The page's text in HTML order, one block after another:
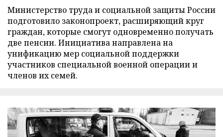
Министерство труда и социальной защиты России
подготовило законопроект, расширяющий круг
граждан, которые смогут одновременно получать
две пенсии. Инициатива направлена на
унификацию мер социальной поддержки
участников специальной военной операции и
членов их семей.